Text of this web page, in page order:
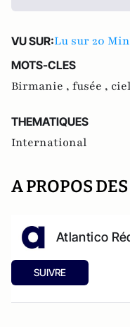
VU SUR:Lu sur 20
MOTS-CLES
Birmanie , fusée , ciel
THEMATIQUES
International
A PROPOS
Atlantico
SUIVRE